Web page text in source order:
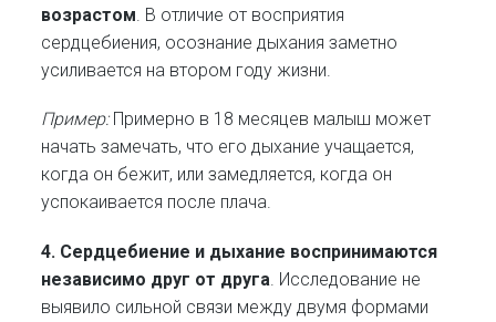
возрастом. В отличие от восприятия
сердцебиения, осознание дыхания заметно
усиливается на втором году жизни.
Пример:Примерно в 18 месяцев малыш может
начать замечать, что его дыхание учащается,
когда он бежит, или замедляется, когда он
успокаивается после плача.
4. Сердцебиение и дыхание воспринимаются
независимо друг от друга . Исследование не
выявило сильной связи между двумя формами